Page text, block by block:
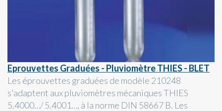
Eprouvettes Graduées - Pluviomètre THIES - BLET
Les éprouvettes graduées de modèle 210248
s'adaptent aux pluviomètres mécaniques THIES
5.4000…/ 5.4001…, à la norme DIN 58667 B. Les